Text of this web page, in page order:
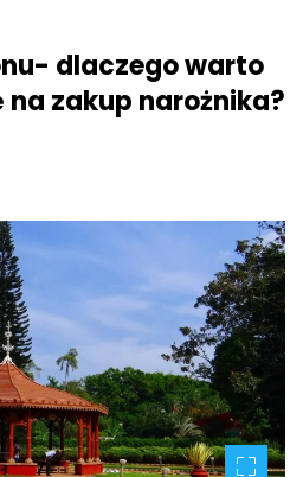
dlaczego warto
zakup narożnika?